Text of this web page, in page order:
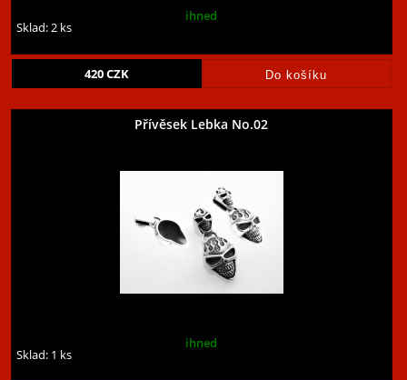
ihned
Sklad: 2 ks
420CZK
Přívěsek Lebka No.02
ihned
Sklad: 1 ks